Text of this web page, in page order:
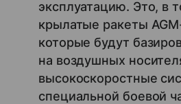
эксплуатацию. Это, в
крылатые ракеты
которые будут
на воздушных
высокоскоростные
специальной боевой